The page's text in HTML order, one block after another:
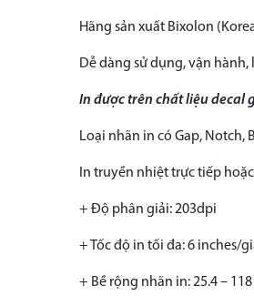
Hãng sản xuất Bixolon
Dễ dàng sử dụng, vận
In được trên chất liệu decal
Loại nhãn in có Gap, Notch,
In truyền nhiệt trực tiếp
+ Độ phân giải: 203dpi
+ Tốc độ in tối đa: 6 inches/
+ Bề rộng nhãn in: 25.4 –